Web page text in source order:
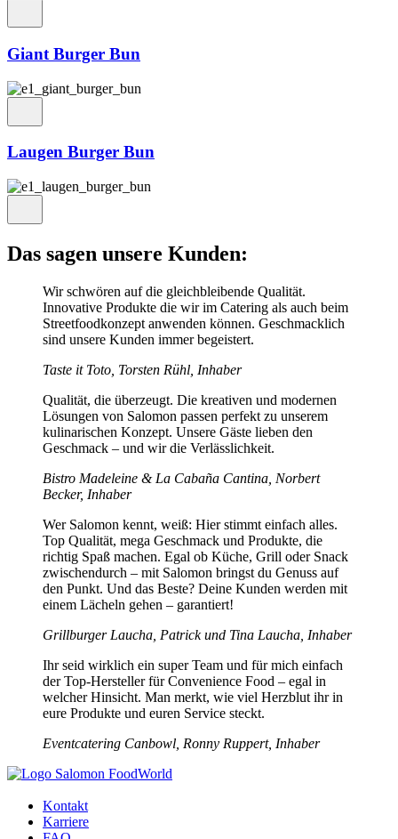
Giant Burger Bun
Laugen Burger Bun
Das sagen unsere Kunden:
Wir schwören auf die gleichbleibende Qualität.
Innovative Produkte die wir im Catering als auch beim
Streetfoodkonzept anwenden können. Geschmacklich
sind unsere Kunden immer begeistert.
Taste it Toto, Torsten Rühl, Inhaber
Qualität, die überzeugt. Die kreativen und modernen
Lösungen von Salomon passen perfekt zu unserem
kulinarischen Konzept. Unsere Gäste lieben den
Geschmack – und wir die Verlässlichkeit.
Bistro Madeleine & La Cabaña Cantina, Norbert
Becker, Inhaber
Wer Salomon kennt, weiß: Hier stimmt einfach alles.
Top Qualität, mega Geschmack und Produkte, die
richtig Spaß machen. Egal ob Küche, Grill oder Snack
zwischendurch – mit Salomon bringst du Genuss auf
den Punkt. Und das Beste? Deine Kunden werden mit
einem Lächeln gehen – garantiert!
Grillburger Laucha, Patrick und Tina Laucha, Inhaber
Ihr seid wirklich ein super Team und für mich einfach
der Top-Hersteller für Convenience Food – egal in
welcher Hinsicht. Man merkt, wie viel Herzblut ihr in
eure Produkte und euren Service steckt.
Eventcatering Canbowl, Ronny Ruppert, Inhaber
Kontakt
Karriere